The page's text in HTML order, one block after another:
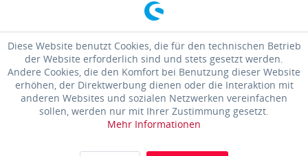
Diese Website benutzt Cookies, die für den technischen Betrieb
der Website erforderlich sind und stets gesetzt werden.
Andere Cookies, die den Komfort bei Benutzung dieser Website
erhöhen, der Direktwerbung dienen oder die Interaktion mit
anderen Websites und sozialen Netzwerken vereinfachen
sollen, werden nur mit Ihrer Zustimmung gesetzt.
Mehr Informationen